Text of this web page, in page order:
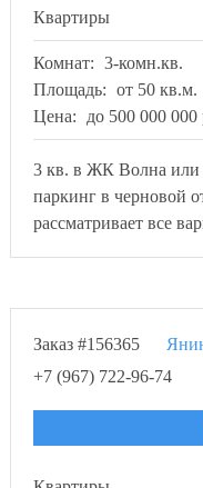
Квартиры
Комнат: 3-комн.кв.
Площадь: от 50 кв.м.
Цена:
до 500 000 000
3 кв. в ЖК Волна или
паркинг в черновой
рассматривает все
Заказ #156365
+7 (967) 722-96-74